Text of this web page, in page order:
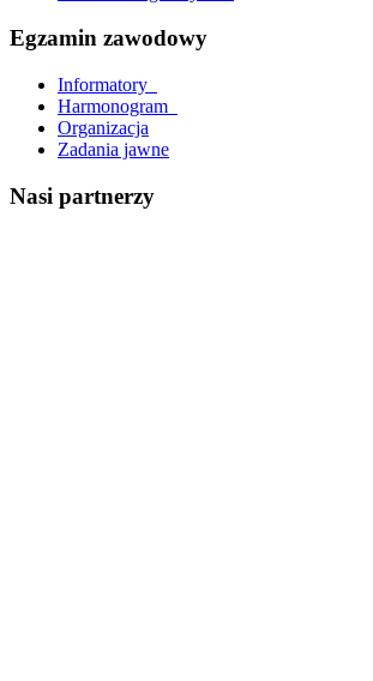
Egzamin zawodowy
Informatory_
Harmonogram_
Organizacja
Zadania jawne
Nasi partnerzy